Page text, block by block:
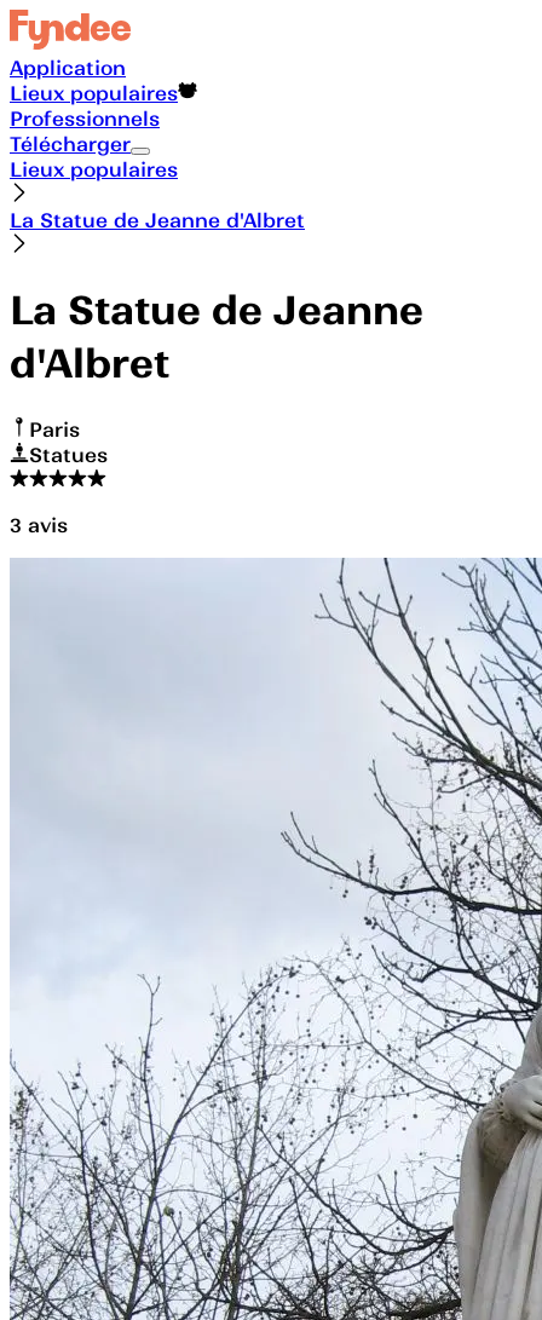
Application
Lieux populaires
Professionnels
Télécharger
Lieux populaires
La Statue de Jeanne d'Albret
La Statue de Jeanne
d'Albret
Paris
Statues
3 avis